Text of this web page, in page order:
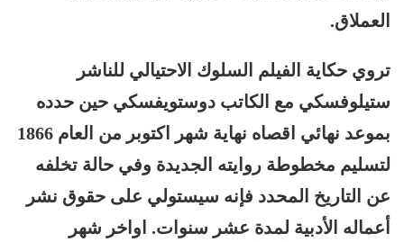
العملاق.
تروي حكاية الفيلم السلوك الاحتيالي للناشر
ستيلوفسكي مع الكاتب دوستويفسكي حين حدده
بموعد نهائي اقصاه نهاية شهر اكتوبر من العام 1866
لتسليم مخطوطة روايته الجديدة وفي حالة تخلفه
عن التاريخ المحدد فإنه سيستولي على حقوق نشر
أعماله الأدبية لمدة عشر سنوات. اواخر شهر